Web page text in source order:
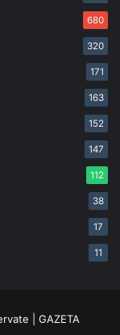
680
320
171
163
152
147
112
38
17
11
| GAZETA